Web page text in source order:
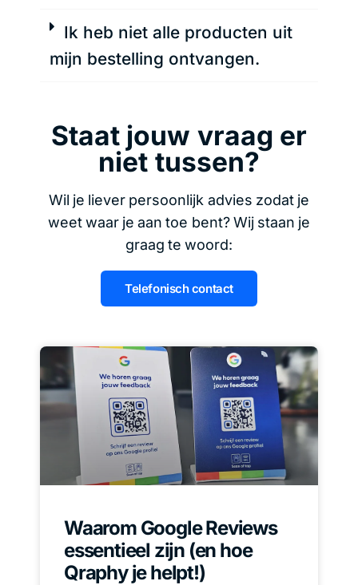
Ik heb niet alle producten uit
mijn bestelling ontvangen.
Waarom Google Reviews
essentieel zijn (en hoe
Qraphy je helpt!)
Staat jouw vraag er
niet tussen?
Wil je liever persoonlijk advies zodat je
weet waar je aan toe bent? Wij staan je
graag te woord:
Telefonisch contact